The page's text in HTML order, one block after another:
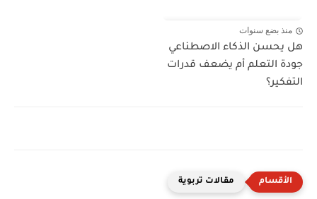
منذ بضع سنوات
هل يحسن الذكاء الاصطناعي
جودة التعلم أم يضعف قدرات
التفكير؟
مقالات تربوية